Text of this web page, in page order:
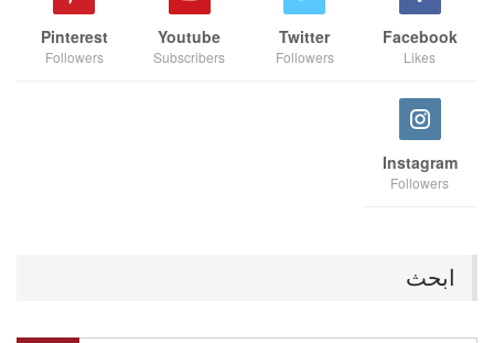
Facebook
Likes
Twitter
Followers
Youtube
Subscribers
Pinterest
Followers
Instagram
Followers
ابحث